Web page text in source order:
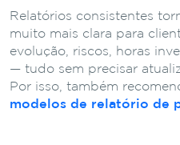
Relatórios consistentes
muito mais clara para
evolução, riscos, horas
— tudo sem precisar
Por isso, também
modelos de relatório de